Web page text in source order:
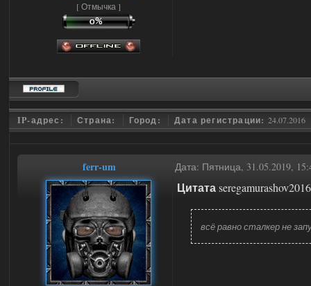
[ Отмычка ]
IP-адрес: Страна: Город: Дата регистрации: 24.07.2016
ferr-um Дата: Пятница, 31.05.2019,
Цитатаseregamurashov2016
всё равно сталкер не